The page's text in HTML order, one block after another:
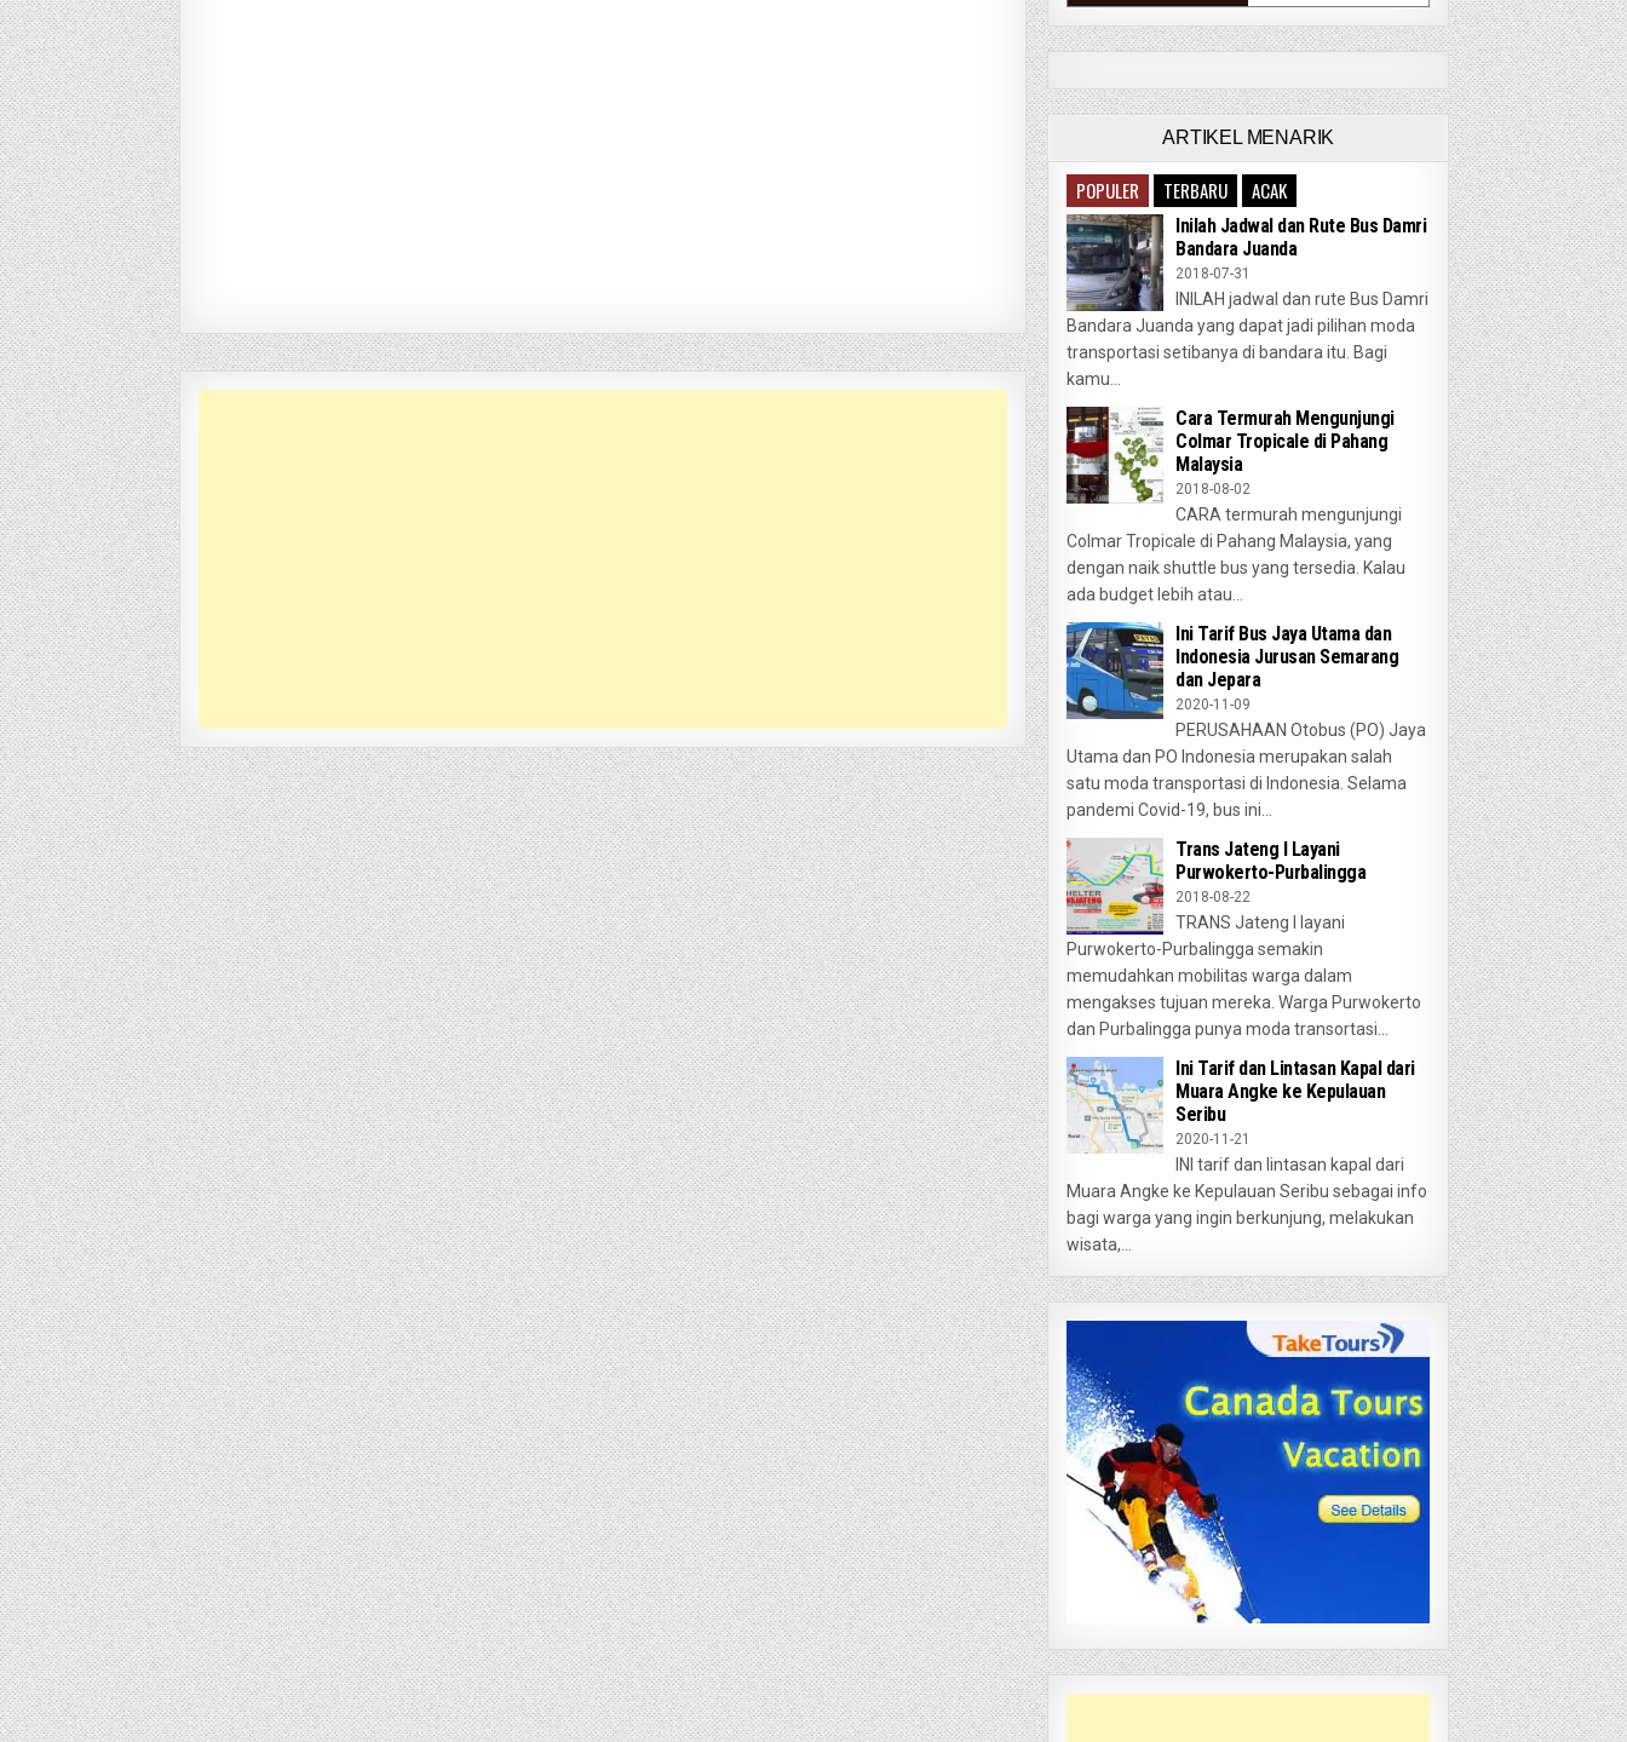
ARTIKEL MENARIK
POPULER TERBARU ACAK
Inilah Jadwal dan Rute Bus Damri
Bandara Juanda
2018-07-31
INILAH jadwal dan rute Bus Damri
Bandara Juanda yang dapat jadi pilihan moda
transportasi setibanya di bandara itu. Bagi
kamu...
Cara Termurah Mengunjungi
Colmar Tropicale di Pahang
Malaysia
2018-08-02
CARA termurah mengunjungi
Colmar Tropicale di Pahang Malaysia, yang
dengan naik shuttle bus yang tersedia. Kalau
ada budget lebih atau...
Ini Tarif Bus Jaya Utama dan
Indonesia Jurusan Semarang
dan Jepara
2020-11-09
PERUSAHAAN Otobus (PO) Jaya
Utama dan PO Indonesia merupakan salah
satu moda transportasi di Indonesia. Selama
pandemi Covid-19, bus ini...
Trans Jateng I Layani
Purwokerto-Purbalingga
2018-08-22
TRANS Jateng I layani
Purwokerto-Purbalingga semakin
memudahkan mobilitas warga dalam
mengakses tujuan mereka. Warga Purwokerto
dan Purbalingga punya moda transortasi...
Ini Tarif dan Lintasan Kapal dari
Muara Angke ke Kepulauan
Seribu
2020-11-21
INI tarif dan lintasan kapal dari
Muara Angke ke Kepulauan Seribu sebagai info
bagi warga yang ingin berkunjung, melakukan
wisata,...